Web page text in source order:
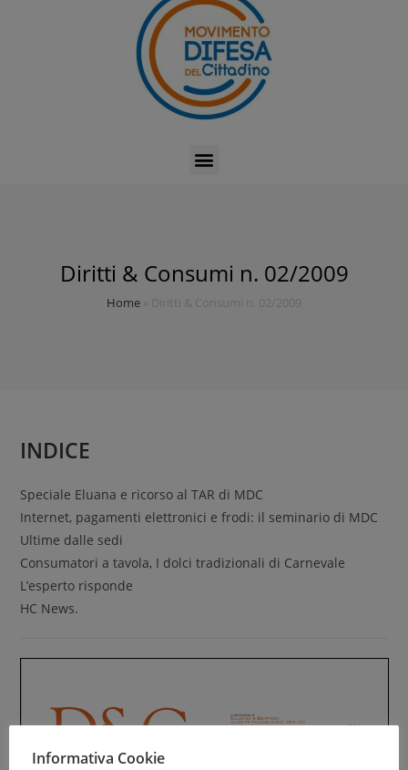
Diritti & Consumi n. 02/2009
Home Diritti & Consumi n. 02/2009
INDICE
Speciale Eluana e ricorso al TAR di MDC
Internet, pagamenti elettronici e frodi: il seminario di MDC
Ultime dalle sedi
Consumatori a tavola, I dolci tradizionali di Carnevale
L’esperto risponde
HC News.
Informativa Cookie